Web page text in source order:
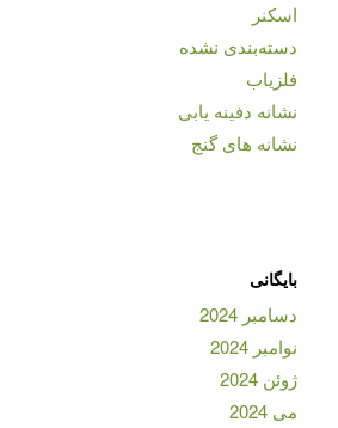
اسکنر
دسته‌بندی نشده
فلزیاب
نشانه دفینه یابی
نشانه های گنج
بایگانی
دسامبر 2024
نوامبر 2024
ژوئن 2024
می 2024